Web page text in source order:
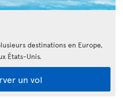
destinations en Europe,
États-Unis.
un vol